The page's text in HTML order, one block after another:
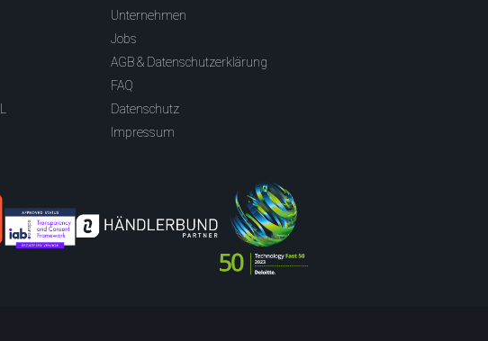
Unternehmen
Jobs
AGB & Datenschutzerklärung
FAQ
Datenschutz
Impressum